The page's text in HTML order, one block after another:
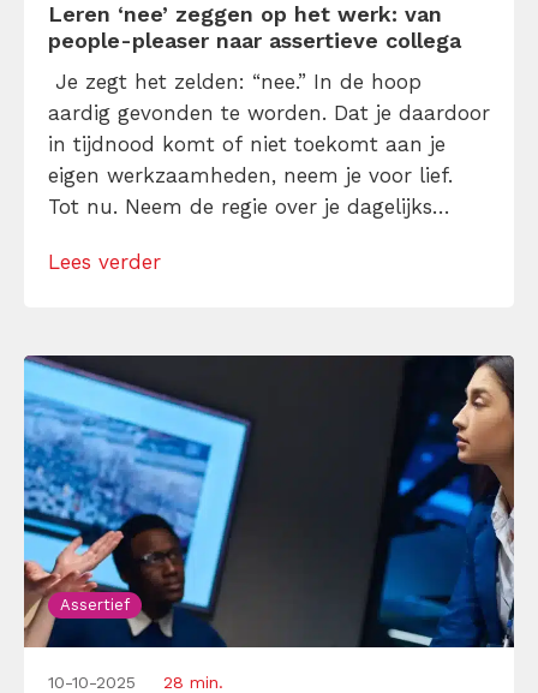
Leren ‘nee’ zeggen op het werk: van
people-pleaser naar assertieve collega
Je zegt het zelden: “nee.” In de hoop
aardig gevonden te worden. Dat je daardoor
in tijdnood komt of niet toekomt aan je
eigen werkzaamheden, neem je voor lief.
Tot nu. Neem de regie over je dagelijks
– tegen alles dat niet essentieel is, dankzij
Lees verder
Assertief
10-10-2025 28 min.